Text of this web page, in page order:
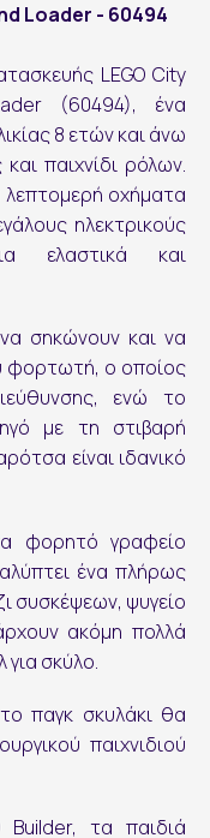
Loader - 60494
LEGO City
(60494), ένα
8 ετών και άνω
παιχνίδι ρόλων.
λεπτομερή οχήματα
ηλεκτρικούς
ελαστικά και
σηκώνουν και να
φορτωτή, ο οποίος
ενώ το
με τη στιβαρή
είναι ιδανικό
φορητό γραφείο
ένα πλήρως
συσκέψεων, ψυγείο
ακόμη πολλά
σκύλο.
παγκ σκυλάκι θα
παιχνιδιού
τα παιδιά